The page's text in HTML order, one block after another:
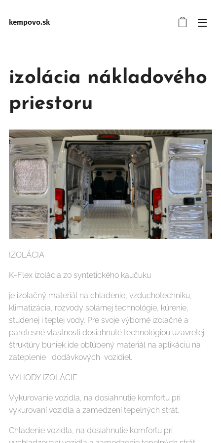
kempovo.sk
izolácia nákladového
priestoru
IZOLÁCIA
K-Flex izolácia zo syntetického kaučuku
je izolačný materiál na chladenie, vzduchotechniku,
klimatizácia, rozvody solárnej technológie, kúrenie,
studenej i teplej vody. Pre svoje výborné izolačné a
parotesné vlastnosti dosiahnuté technológiou uzavretej
štruktúry buniek ide obľúbený materiál na aplikáciu na
zateplenie dodávkových vozidiel.
VÝHODY IZOLÁCIE
Vykurovanie vozidla, na dosiahnutie komfortu pri
vykurovaní vozidla a zamedzení tepelných strát.
Chladenie vozidla, na dosiahnutie komfortu pri